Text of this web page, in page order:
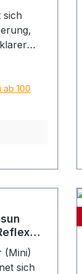
sich
mit
sein
Torx
ab 100
Punkt
(Mini)
sich